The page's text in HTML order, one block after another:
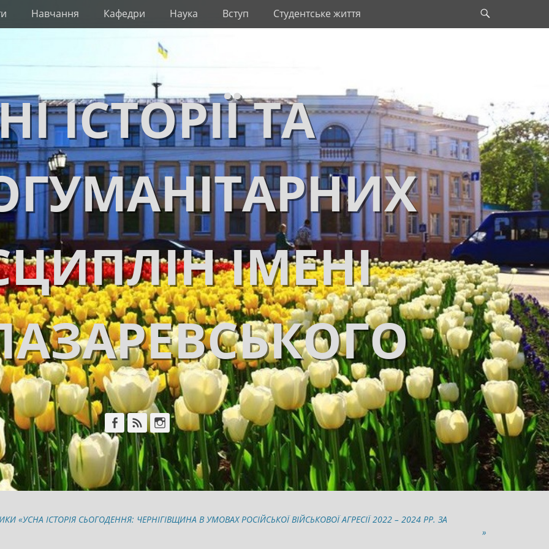
Навчання Кафедри Наука Вступ Студентське життя
ІСТОРІЇ ТА
ІМЕНІ
Facebook
Feed Instagram
«УСНА ІСТОРІЯ СЬОГОДЕННЯ: ЧЕРНІГІВЩИНА В УМОВАХ РОСІЙСЬКОЇ ВІЙСЬКОВОЇ АГРЕСІЇ 2022 – 2024 РР. ЗА
»